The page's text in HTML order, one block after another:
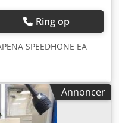
Ring op
SPEEDHONE EA
Annoncer